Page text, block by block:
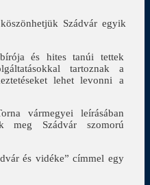
Szádvár egyik
és hites tanúi tettek
tartoznak a
lehet levonni a
vármegyei leírásában
meg Szádvár szomorú
és vidéke” címmel egy